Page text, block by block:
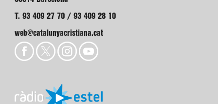
T. 93 409 27 70 / 93 409 28 10
web@catalunyacristiana.cat